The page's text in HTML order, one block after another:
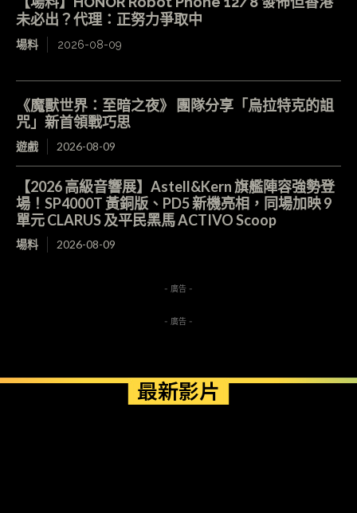
未必出？代理：正努力爭取中
場料 2026-08-09
《魔獸世界：至暗之夜》 團隊分享「烏拉特克的詛
咒」新首領戰巧思
遊戲 2026-08-09
【2026 高級音響展】Astell&Kern 旗艦陣容強勢登
場！SP4000T 黃銅版、PD5 新機亮相，同場加映 9
單元 CLARUS 及平民黑馬 ACTIVO Scoop
場料 2026-08-09
- 廣告 -
- 廣告 -
最新影片